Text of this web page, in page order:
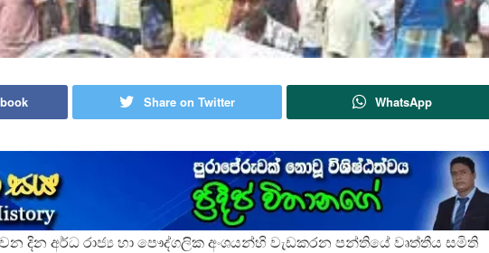
Share on Twitter WhatsApp
දින අර්ධ රාජ්‍ය හා පෞද්ගලික අංශයන්හි වැඩකරන පන්තියේ වෘත්තීය සමිති